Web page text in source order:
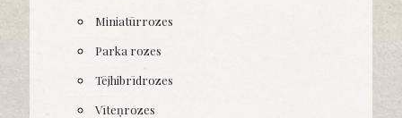
Miniatūrrozes
Parka rozes
Tējhibrīdrozes
Vīteņrozes